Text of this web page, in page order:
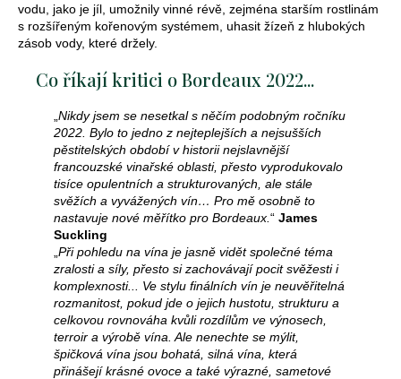
vodu, jako je jíl, umožnily vinné révě, zejména starším rostlinám
s rozšířeným kořenovým systémem, uhasit žízeň z hlubokých
zásob vody, které držely.
Co říkají kritici o Bordeaux 2022...
Nikdy jsem se nesetkal s něčím podobným ročníku
2022. Bylo to jedno z nejteplejších a nejsušších
pěstitelských období v historii nejslavnější
francouzské vinařské oblasti, přesto vyprodukovalo
tisíce opulentních a strukturovaných, ale stále
svěžích a vyvážených vín… Pro mě osobně to
nastavuje nové měřítko pro Bordeaux. “ James
Suckling
Při pohledu na vína je jasně vidět společné téma
zralosti a síly, přesto si zachovávají pocit svěžesti i
komplexnosti... Ve stylu finálních vín je neuvěřitelná
rozmanitost, pokud jde o jejich hustotu, strukturu a
celkovou rovnováha kvůli rozdílům ve výnosech,
terroir a výrobě vína. Ale nenechte se mýlit,
špičková vína jsou bohatá, silná vína, která
přinášejí krásné ovoce a také výrazné, sametové